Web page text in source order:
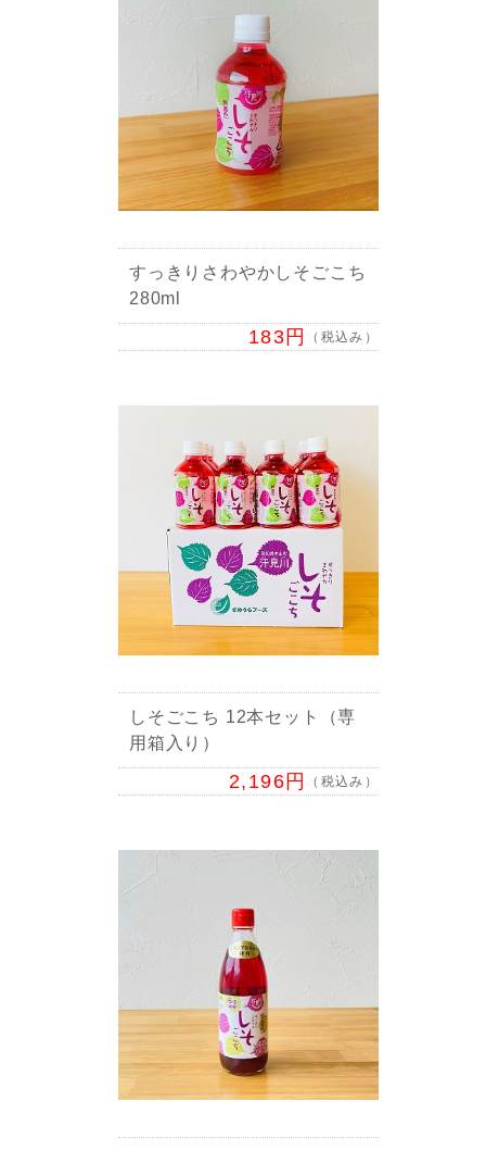
すっきりさわやかしそごこち
280ml
183円 （税込み）
しそごこち 12本セット（専
用箱入り）
2,196円 （税込み）